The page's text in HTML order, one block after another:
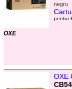
OXE
negru
pentru
OXE